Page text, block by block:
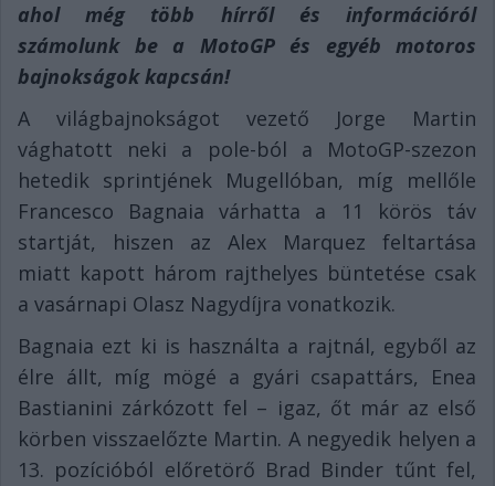
ahol még több hírről és információról
számolunk be a MotoGP és egyéb motoros
bajnokságok kapcsán!
A világbajnokságot vezető Jorge Martin
vághatott neki a pole-ból a MotoGP-szezon
hetedik sprintjének Mugellóban, míg mellőle
Francesco Bagnaia várhatta a 11 körös táv
startját, hiszen az Alex Marquez feltartása
miatt kapott három rajthelyes büntetése csak
a vasárnapi Olasz Nagydíjra vonatkozik.
Bagnaia ezt ki is használta a rajtnál, egyből az
élre állt, míg mögé a gyári csapattárs, Enea
Bastianini zárkózott fel – igaz, őt már az első
körben visszaelőzte Martin. A negyedik helyen a
13. pozícióból előretörő Brad Binder tűnt fel,